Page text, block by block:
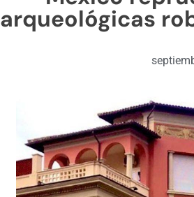
arqueológicas